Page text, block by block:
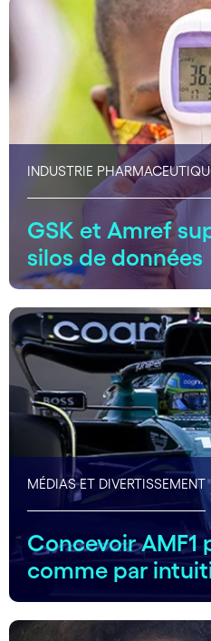
INDUSTRIE
GSK et Amref
silos de données
MÉDIAS ET DIVERTISSEMENT
Concevoir AMF1
comme par